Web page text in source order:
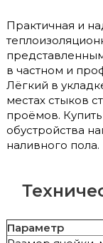
Практичная и
в частном и
Лёгкий в
местах стыков
проёмов.
обустройства
наливного пола.
Параметр